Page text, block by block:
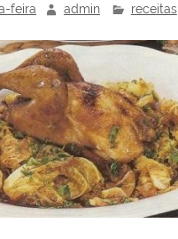
feira admin receitas